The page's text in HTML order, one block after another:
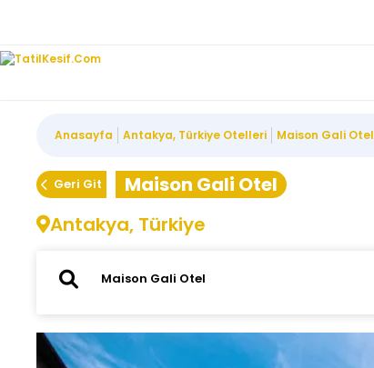
Anasayfa Antakya, Türkiye Otelleri Maison Gali Otel
Geri Git
Maison Gali Otel
Antakya, Türkiye